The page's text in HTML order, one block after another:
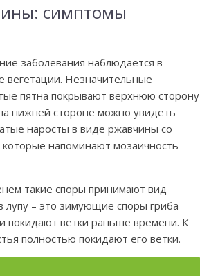
симптомы
заболевания наблюдается в
вегетации. Незначительные
пятна покрывают верхнюю сторону
нижней стороне можно увидеть
наросты в виде ржавчины со
которые напоминают мозаичность
такие споры принимают вид
лупу – это зимующие споры гриба
покидают ветки раньше времени. К
полностью покидают его ветки.